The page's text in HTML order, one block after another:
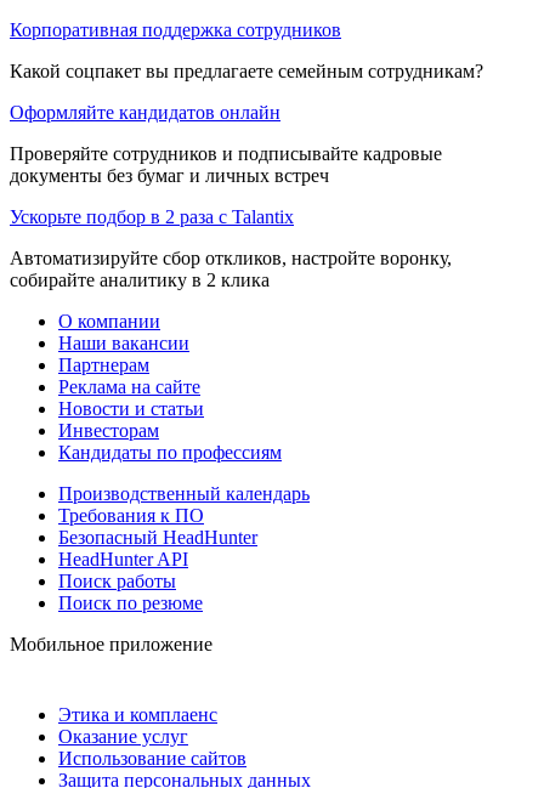
Корпоративная поддержка сотрудников
Какой соцпакет вы предлагаете семейным сотрудникам?
Оформляйте кандидатов онлайн
Проверяйте сотрудников и подписывайте кадровые
документы без бумаг и личных встреч
Ускорьте подбор в 2 раза с Talantix
Автоматизируйте сбор откликов, настройте воронку,
собирайте аналитику в 2 клика
О компании
Наши вакансии
Партнерам
Реклама на сайте
Новости и статьи
Инвесторам
Кандидаты по профессиям
Производственный календарь
Требования к ПО
Безопасный HeadHunter
HeadHunter API
Поиск работы
Поиск по резюме
Мобильное приложение
Этика и комплаенс
Оказание услуг
Использование сайтов
Защита персональных данных